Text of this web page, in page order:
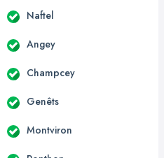
Naftel
Angey
Champcey
Genêts
Montviron